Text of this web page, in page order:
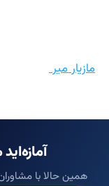
مازیار میر
همین حالا با